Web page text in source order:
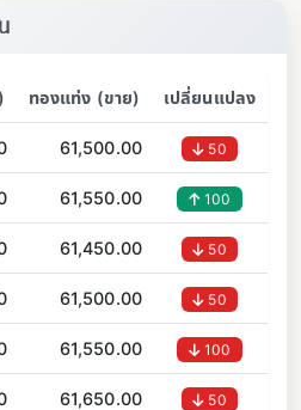
ทองแท่ง (ขาย) เปลี่ยนแปลง
61,500.00 50
61,550.00 100
61,450.00 50
61,500.00 50
61,550.00 100
61,650.00 50